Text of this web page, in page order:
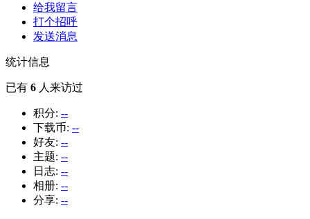
给我留言
打个招呼
发送消息
统计信息
已有 6 人来访过
积分: --
下载币: --
好友: --
主题: --
日志: --
相册: --
分享: --